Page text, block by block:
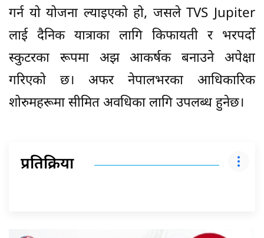
गर्न यो योजना ल्याइएको हो, जसले TVS Jupiter
लाई दैनिक यात्राका लागि किफायती र भरपर्दो
स्कुटरका रूपमा अझ आकर्षक बनाउने अपेक्षा
गरिएको छ। अफर नेपालभरका आधिकारिक
शोरुमहरूमा सीमित अवधिका लागि उपलब्ध हुनेछ।
प्रतिक्रिया